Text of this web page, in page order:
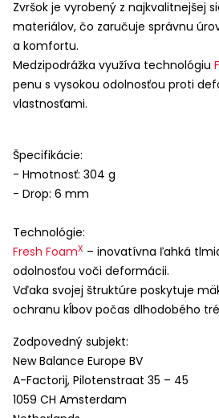
Zvršok je vyrobený z najkvalitnejšej
materiálov, čo zaručuje správnu
a komfortu.
Medzipodrážka využíva technológiu
penu s vysokou odolnosťou proti
vlastnosťami.
Špecifikácie:
- Hmotnosť: 304 g
- Drop: 6 mm
Technológie:
Fresh FoamX – inovatívna ľahká
odolnosťou voči deformácii.
Vďaka svojej štruktúre poskytuje
ochranu kĺbov počas dlhodobého
Zodpovedný subjekt:
New Balance Europe BV
A-Factorij, Pilotenstraat 35 – 45
1059 CH Amsterdam